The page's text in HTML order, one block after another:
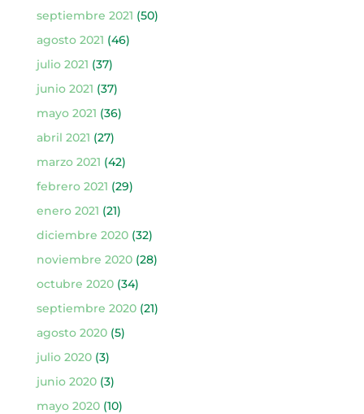
septiembre 2021 (50)
agosto 2021 (46)
julio 2021 (37)
junio 2021 (37)
mayo 2021 (36)
abril 2021 (27)
marzo 2021 (42)
febrero 2021 (29)
enero 2021 (21)
diciembre 2020(32)
noviembre 2020(28)
octubre 2020(34)
septiembre 2020(21)
agosto 2020(5)
julio 2020(3)
junio 2020(3)
mayo 2020(10)